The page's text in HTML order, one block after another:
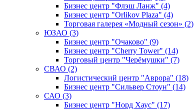
Бизнес центр "Флэш Ланж" (4)
Бизнес центр "Orlikov Plaza" (4)
Торговая галерея «Модный сезон» (2)
ЮЗАО (3)
Бизнес центр "Очаково" (9)
Бизнес центр "Cherry Tower" (14)
Торговый центр "Черёмушки" (7)
СВАО (2)
Логистический центр "Аврора" (18)
Бизнес центр "Сильвер Стоун" (14)
САО (3)
Бизнес центр "Норд Хаус" (17)